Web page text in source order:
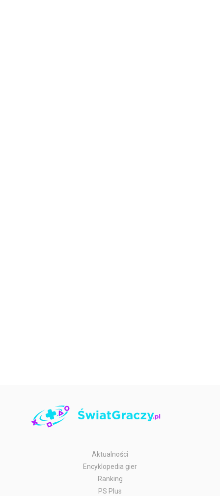
Aktualności
Encyklopedia gier
Ranking
PS Plus